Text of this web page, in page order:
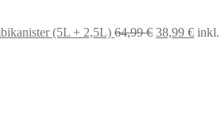
(5L + 2,5L) 64,99€ 38,99 € inkl.